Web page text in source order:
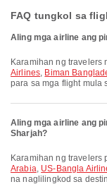
FAQ tungkol sa
Aling mga airline ang
Karamihan ng
Airlines, Biman
para sa mga flight mula
Aling mga airline ang
Sharjah?
Karamihan ng
Arabia, US-Bangla
na naglilingkod sa